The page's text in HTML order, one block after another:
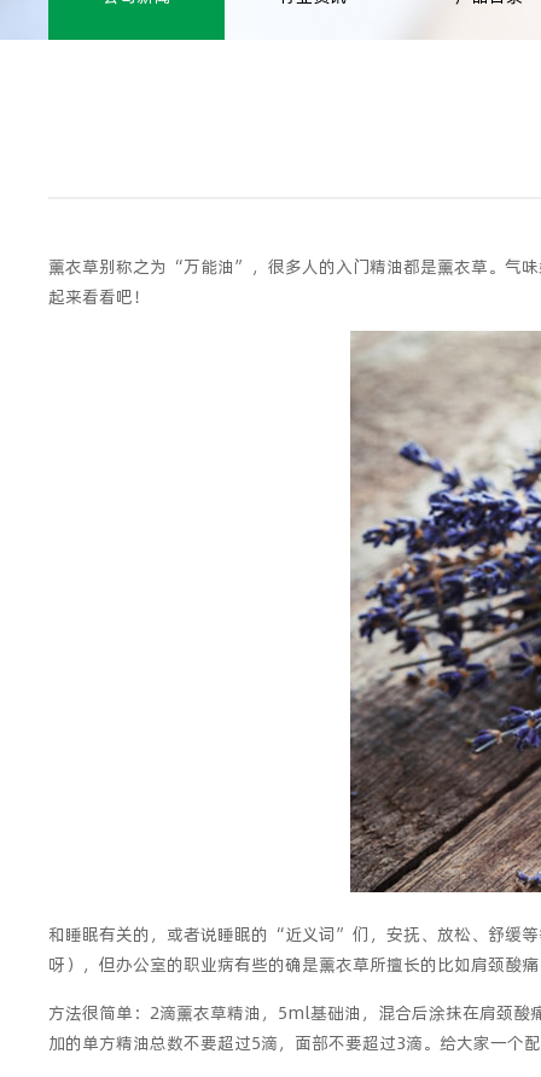
薰衣草别称之为“万能油”，很多人的入门精油都是薰衣草。气
起来看看吧！
和睡眠有关的，或者说睡眠的“近义词”们，安抚、放松、舒缓
呀），但办公室的职业病有些的确是薰衣草所擅长的比如肩颈酸
方法很简单：2滴薰衣草精油，5ml基础油，混合后涂抹在肩颈
加的单方精油总数不要超过5滴，面部不要超过3滴。给大家一